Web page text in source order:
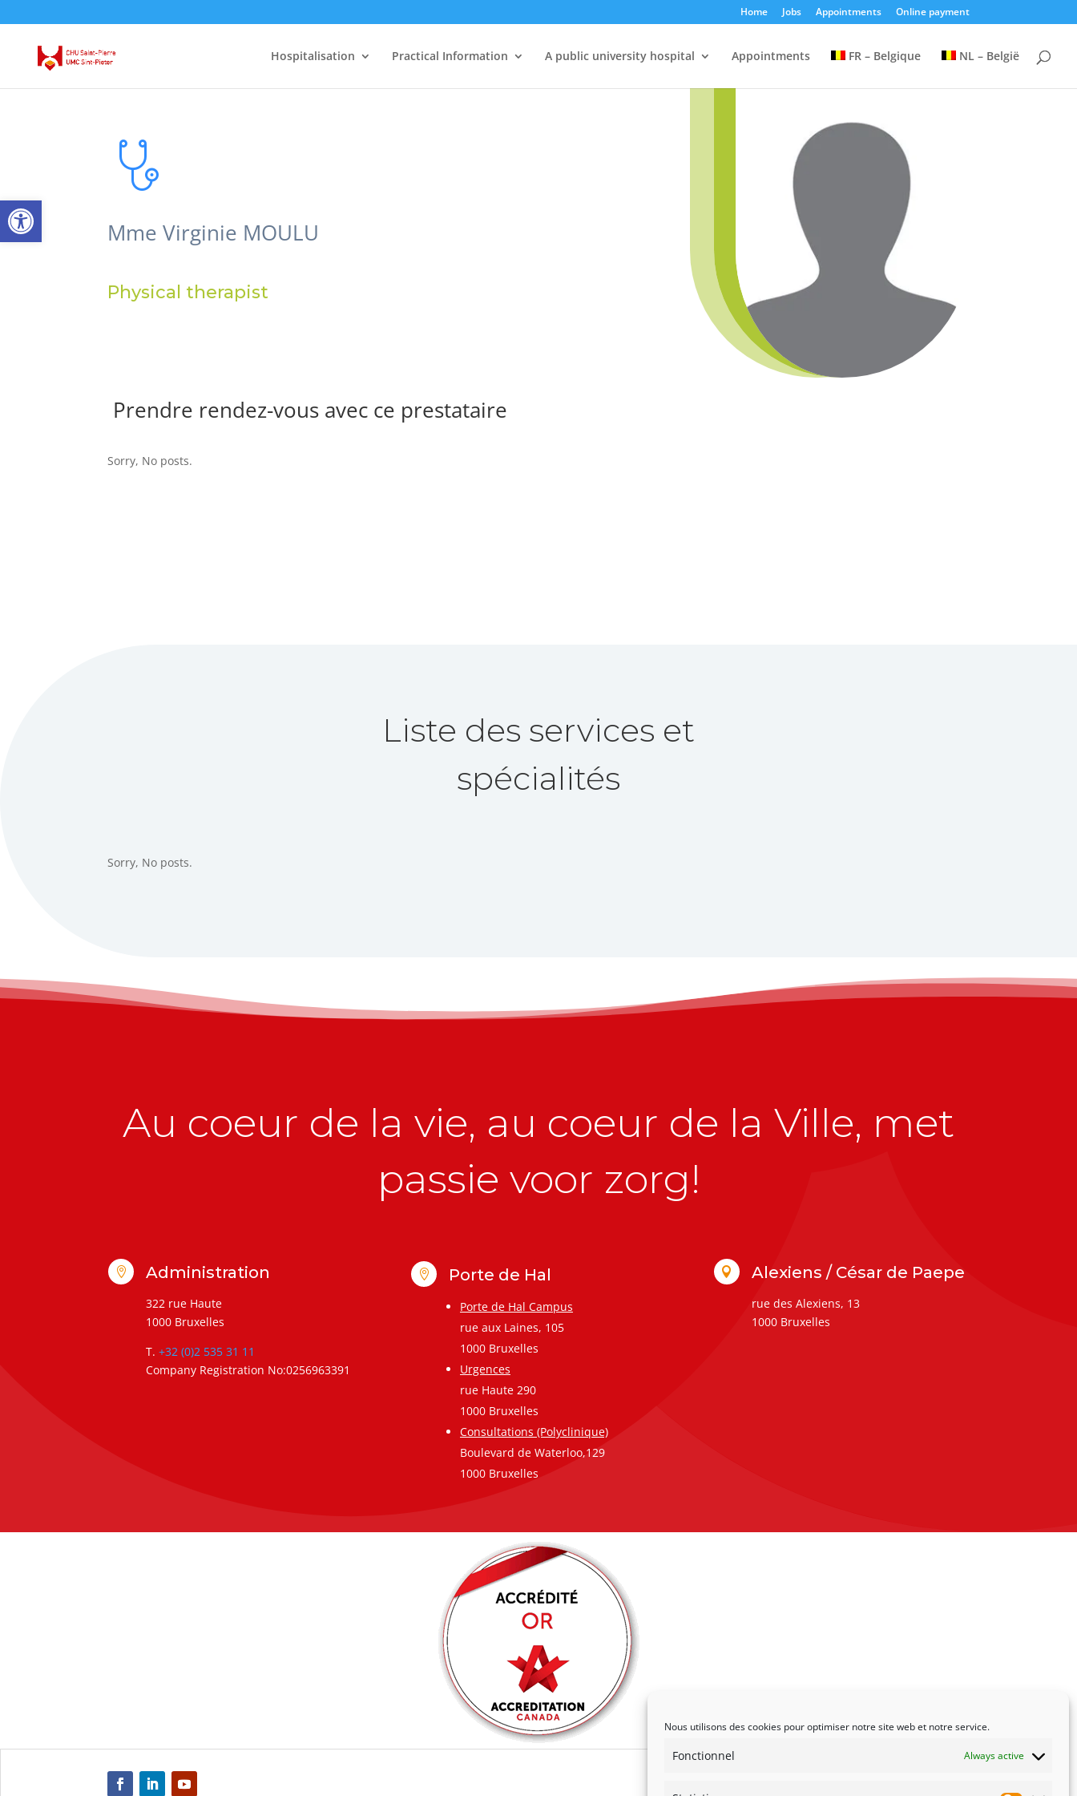
Nous utilisons des cookies pour optimiser notre site web et notre service.
Fonctionnel Always active
Open toolbar
Home Jobs Appointments Online payment
Hospitalisation Practical Information A public university hospital Appointments FR – Belgique NL – België
Mme Virginie MOULU
Physical therapist
Prendre rendez-vous avec ce prestataire
Sorry, No posts.
Liste des services et
spécialités
Sorry, No posts.
Au coeur de la vie, au coeur de la Ville, met
passie voor zorg!
 Administration
322 rue Haute
1000 Bruxelles
T. +32 (0)2 535 31 11
Company Registration No:0256963391
 Porte de Hal
Porte de Hal Campus
rue aux Laines, 105
1000 Bruxelles
Urgences
rue Haute 290
1000 Bruxelles
Consultations (Polyclinique)
Boulevard de Waterloo,129
1000 Bruxelles
 Alexiens / César de Paepe
rue des Alexiens, 13
1000 Bruxelles